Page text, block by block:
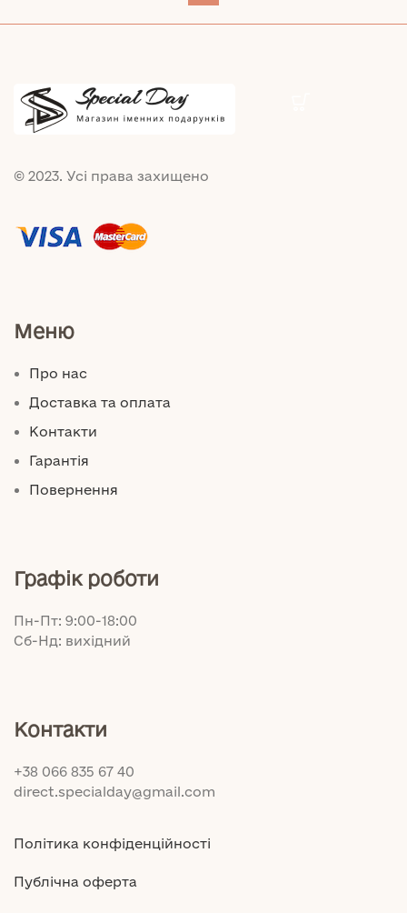
© 2023. Усі права захищено
Меню
Про нас
Доставка та оплата
Контакти
Гарантія
Повернення
Графік роботи
Пн-Пт: 9:00-18:00
Сб-Нд: вихідний
Контакти
+38 066 835 67 40
direct.specialday@gmail.com
Політика конфіденційності
Публічна оферта